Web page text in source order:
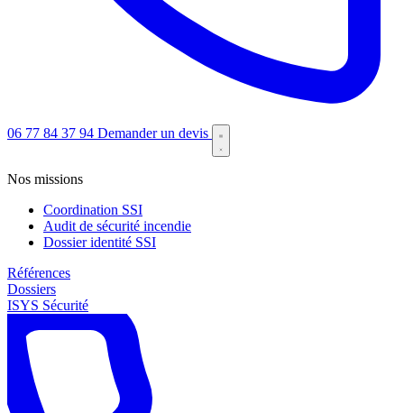
06 77 84 37 94 Demander un devis
Nos missions
Coordination SSI
Audit de sécurité incendie
Dossier identité SSI
Références
Dossiers
ISYS Sécurité